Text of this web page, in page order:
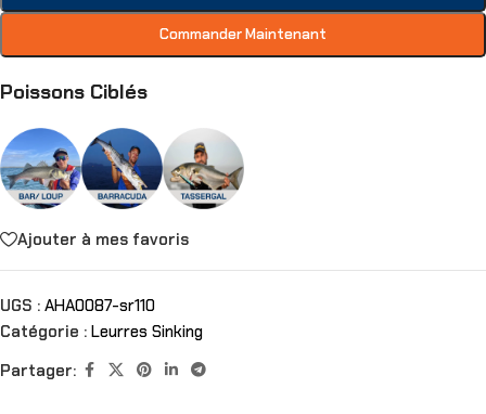
Commander Maintenant
Poissons Ciblés
Ajouter à mes favoris
UGS : AHA0087-sr110
Catégorie : Leurres Sinking
Partager: